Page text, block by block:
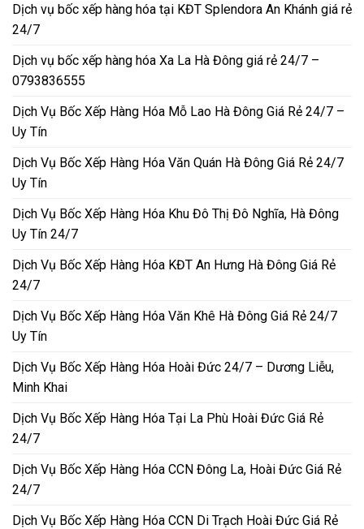
Dịch vụ bốc xếp hàng hóa tại KĐT Splendora An Khánh giá rẻ
24/7
Dịch vụ bốc xếp hàng hóa Xa La Hà Đông giá rẻ 24/7 –
0793836555
Dịch Vụ Bốc Xếp Hàng Hóa Mỗ Lao Hà Đông Giá Rẻ 24/7 –
Uy Tín
Dịch Vụ Bốc Xếp Hàng Hóa Văn Quán Hà Đông Giá Rẻ 24/7
Uy Tín
Dịch Vụ Bốc Xếp Hàng Hóa Khu Đô Thị Đô Nghĩa, Hà Đông
Uy Tín 24/7
Dịch Vụ Bốc Xếp Hàng Hóa KĐT An Hưng Hà Đông Giá Rẻ
24/7
Dịch Vụ Bốc Xếp Hàng Hóa Văn Khê Hà Đông Giá Rẻ 24/7
Uy Tín
Dịch Vụ Bốc Xếp Hàng Hóa Hoài Đức 24/7 – Dương Liễu,
Minh Khai
Dịch Vụ Bốc Xếp Hàng Hóa Tại La Phù Hoài Đức Giá Rẻ
24/7
Dịch Vụ Bốc Xếp Hàng Hóa CCN Đông La, Hoài Đức Giá Rẻ
24/7
Dịch Vụ Bốc Xếp Hàng Hóa CCN Di Trạch Hoài Đức Giá Rẻ